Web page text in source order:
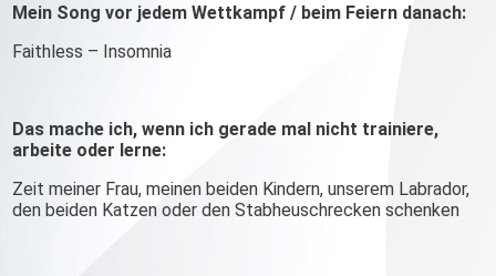
Mein Song vor jedem Wettkampf / beim Feiern danach:
Faithless – Insomnia
Das mache ich, wenn ich gerade mal nicht trainiere,
arbeite oder lerne:
Zeit meiner Frau, meinen beiden Kindern, unserem Labrador,
den beiden Katzen oder den Stabheuschrecken schenken